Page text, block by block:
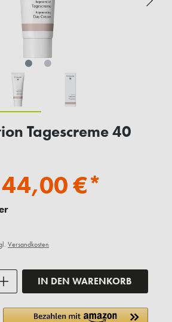
Tagescreme 40
44,00 €*
Versandkosten
IN DEN WARENKORB